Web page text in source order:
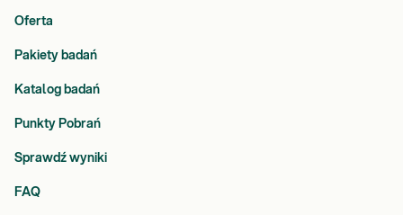
Oferta
Pakiety badań
Katalog badań
Punkty Pobrań
Sprawdź wyniki
FAQ